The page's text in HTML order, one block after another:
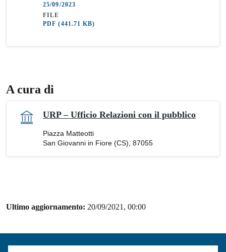
25/09/2023
FILE
PDF(441.71 KB)
A cura di
URP – Ufficio Relazioni con il pubblico
Piazza Matteotti
San Giovanni in Fiore (CS), 87055
Ultimo aggiornamento: 20/09/2021, 00:00